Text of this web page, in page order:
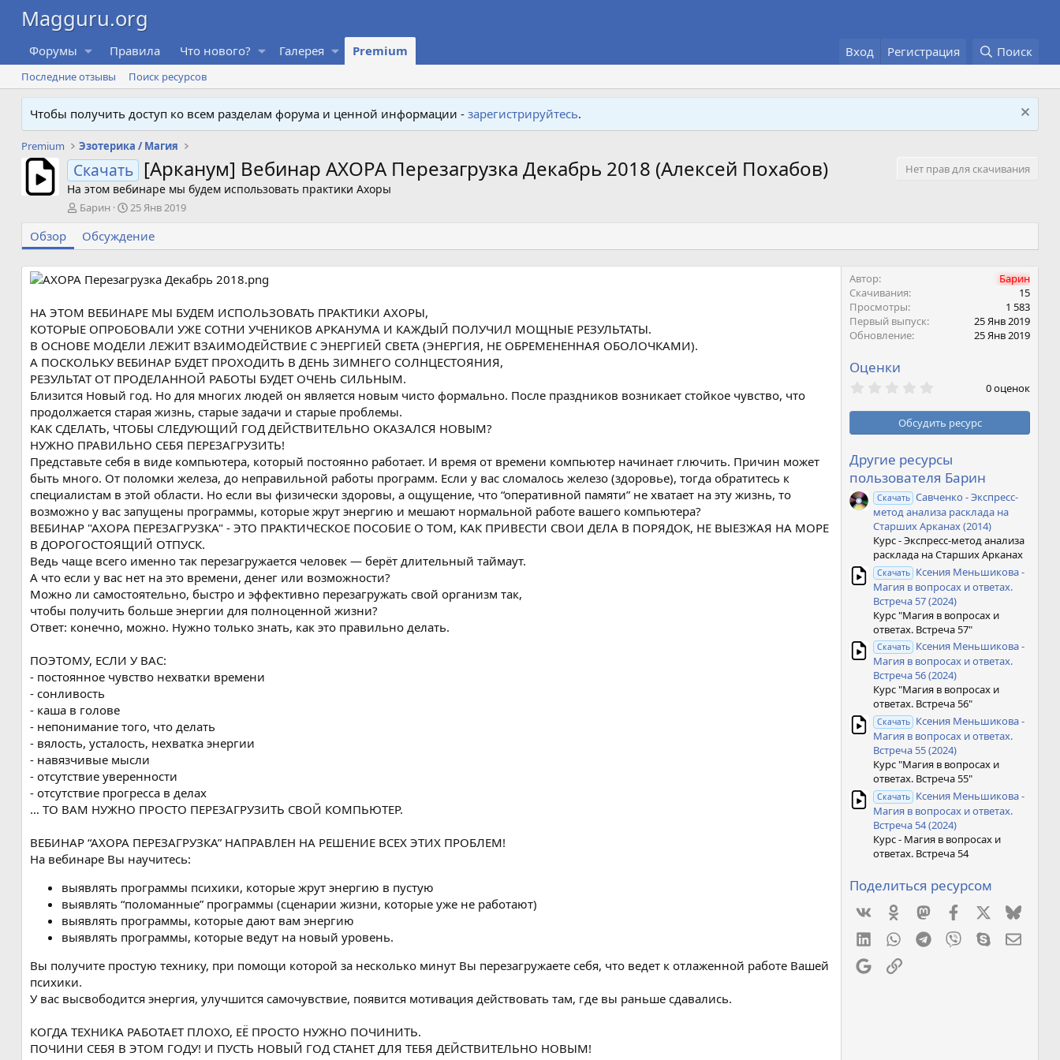
Форумы Правила Что нового? Галерея Premium Вход Регистрация Поиск
Последние отзывы Поиск ресурсов
Чтобы получить доступ ко всем разделам форума и ценной информации - зарегистрируйтесь.
Premium Эзотерика / Магия
Скачать [Арканум] Вебинар АХОРА Перезагрузка Декабрь 2018 (Алексей Похабов) Нет прав для скачивания
На этом вебинаре мы будем использовать практики Ахоры
А
т
о
р
Барин
Д
т
а
с
о
д
а
н
и
я
25 Янв 2019
Обзор Обсуждение
НА ЭТОМ ВЕБИНАРЕ МЫ БУДЕМ ИСПОЛЬЗОВАТЬ ПРАКТИКИ АХОРЫ,
КОТОРЫЕ ОПРОБОВАЛИ УЖЕ СОТНИ УЧЕНИКОВ АРКАНУМА И КАЖДЫЙ ПОЛУЧИЛ МОЩНЫЕ РЕЗУЛЬТАТЫ.
В ОСНОВЕ МОДЕЛИ ЛЕЖИТ ВЗАИМОДЕЙСТВИЕ С ЭНЕРГИЕЙ СВЕТА (ЭНЕРГИЯ, НЕ ОБРЕМЕНЕННАЯ ОБОЛОЧКАМИ).
А ПОСКОЛЬКУ ВЕБИНАР БУДЕТ ПРОХОДИТЬ В ДЕНЬ ЗИМНЕГО СОЛНЦЕСТОЯНИЯ,
РЕЗУЛЬТАТ ОТ ПРОДЕЛАННОЙ РАБОТЫ БУДЕТ ОЧЕНЬ СИЛЬНЫМ.
Близится Новый год. Но для многих людей он является новым чисто формально. После праздников возникает стойкое чувство, что
продолжается старая жизнь, старые задачи и старые проблемы.
КАК СДЕЛАТЬ, ЧТОБЫ СЛЕДУЮЩИЙ ГОД ДЕЙСТВИТЕЛЬНО ОКАЗАЛСЯ НОВЫМ?
НУЖНО ПРАВИЛЬНО СЕБЯ ПЕРЕЗАГРУЗИТЬ!
Представьте себя в виде компьютера, который постоянно работает. И время от времени компьютер начинает глючить. Причин может
быть много. От поломки железа, до неправильной работы программ. Если у вас сломалось железо (здоровье), тогда обратитесь к
специалистам в этой области. Но если вы физически здоровы, а ощущение, что “оперативной памяти” не хватает на эту жизнь, то
возможно у вас запущены программы, которые жрут энергию и мешают нормальной работе вашего компьютера?
ВЕБИНАР "АХОРА ПЕРЕЗАГРУЗКА" - ЭТО ПРАКТИЧЕСКОЕ ПОСОБИЕ О ТОМ, КАК ПРИВЕСТИ СВОИ ДЕЛА В ПОРЯДОК, НЕ ВЫЕЗЖАЯ НА МОРЕ
В ДОРОГОСТОЯЩИЙ ОТПУСК.
Ведь чаще всего именно так перезагружается человек — берёт длительный таймаут.
А что если у вас нет на это времени, денег или возможности?
Можно ли самостоятельно, быстро и эффективно перезагружать свой организм так,
чтобы получить больше энергии для полноценной жизни?
Ответ: конечно, можно. Нужно только знать, как это правильно делать.
ПОЭТОМУ, ЕСЛИ У ВАС:
- постоянное чувство нехватки времени
- сонливость
- каша в голове
- непонимание того, что делать
- вялость, усталость, нехватка энергии
- навязчивые мысли
- отсутствие уверенности
- отсутствие прогресса в делах
… ТО ВАМ НУЖНО ПРОСТО ПЕРЕЗАГРУЗИТЬ СВОЙ КОМПЬЮТЕР.
ВЕБИНАР “АХОРА ПЕРЕЗАГРУЗКА” НАПРАВЛЕН НА РЕШЕНИЕ ВСЕХ ЭТИХ ПРОБЛЕМ!
На вебинаре Вы научитесь:
выявлять программы психики, которые жрут энергию в пустую
выявлять “поломанные” программы (сценарии жизни, которые уже не работают)
выявлять программы, которые дают вам энергию
выявлять программы, которые ведут на новый уровень.
Вы получите простую технику, при помощи которой за несколько минут Вы перезагружаете себя, что ведет к отлаженной работе Вашей
психики.
У вас высвободится энергия, улучшится самочувствие, появится мотивация действовать там, где вы раньше сдавались.
КОГДА ТЕХНИКА РАБОТАЕТ ПЛОХО, ЕЁ ПРОСТО НУЖНО ПОЧИНИТЬ.
ПОЧИНИ СЕБЯ В ЭТОМ ГОДУ! И ПУСТЬ НОВЫЙ ГОД СТАНЕТ ДЛЯ ТЕБЯ ДЕЙСТВИТЕЛЬНО НОВЫМ!
Автор
Барин
Скачивания
15
Просмотры
1 583
Первый выпуск
25 Янв 2019
Обновление
25 Янв 2019
Оценки
0
0
з
ё
з
д
0 оценок
Обсудить ресурс
Другие ресурсы
пользователя Барин
Скачать Савченко - Экспресс-
метод анализа расклада на
Старших Арканах (2014)
Курс - Экспресс-метод анализа
расклада на Старших Арканах
Скачать Ксения Меньшикова -
Магия в вопросах и ответах.
Встреча 57 (2024)
Курс "Магия в вопросах и
ответах. Встреча 57"
Скачать Ксения Меньшикова -
Магия в вопросах и ответах.
Встреча 56 (2024)
Курс "Магия в вопросах и
ответах. Встреча 56"
Скачать Ксения Меньшикова -
Магия в вопросах и ответах.
Встреча 55 (2024)
Курс "Магия в вопросах и
ответах. Встреча 55"
Скачать Ксения Меньшикова -
Магия в вопросах и ответах.
Встреча 54 (2024)
Курс - Магия в вопросах и
ответах. Встреча 54
Поделиться ресурсом
VkontakteOdnoklassniki
MastodonFacebook
LinkedInWhatsAppTelegram
Viber Skype
GoogleСсылка